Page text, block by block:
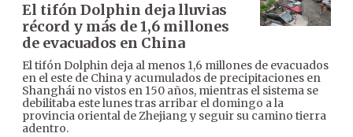
El tifón Dolphin deja lluvias
récord y más de 1,6 millones
de evacuados en China
El tifón Dolphin deja al menos 1,6 millones de evacuados
en el este de China y acumulados de precipitaciones en
Shanghái no vistos en 150 años, mientras el sistema se
debilitaba este lunes tras arribar el domingo a la
provincia oriental de Zhejiang y seguir su camino tierra
adentro.